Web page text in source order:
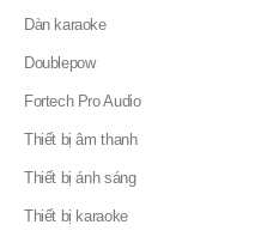
Dàn karaoke
Doublepow
Fortech Pro Audio
Thiết bị âm thanh
Thiết bị ánh sáng
Thiết bị karaoke